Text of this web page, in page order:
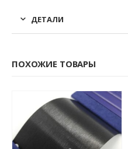
ДЕТАЛИ
ПОХОЖИЕ ТОВАРЫ